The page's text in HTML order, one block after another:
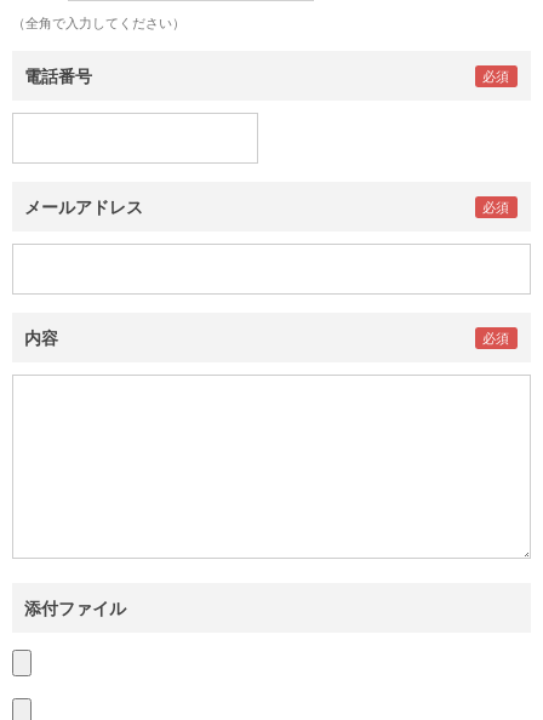
（全角で入力してください）
電話番号
メールアドレス
内容
添付ファイル